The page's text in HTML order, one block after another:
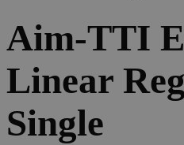
Aim-TTI
Linear
Single